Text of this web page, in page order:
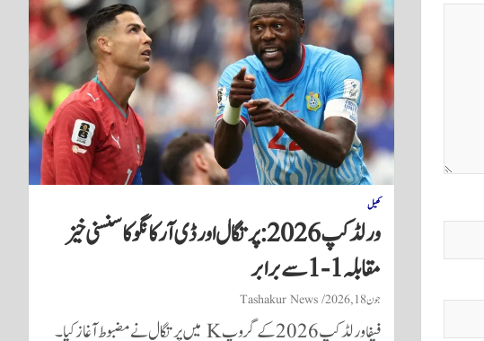
کھیل
ورلڈ کپ 2026: پرتگال اور ڈی آر کانگو کا سنسنی خیز
مقابلہ 1-1 سے برابر
جون 18, 2026 Tashakur News
فیفا ورلڈ کپ 2026 کے گروپ K میں پرتگال نے مضبوط آغاز کیا۔